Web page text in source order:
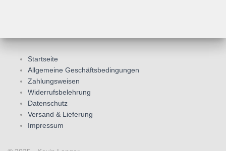
Startseite
Allgemeine Geschäftsbedingungen
Zahlungsweisen
Widerrufsbelehrung
Datenschutz
Versand & Lieferung
Impressum